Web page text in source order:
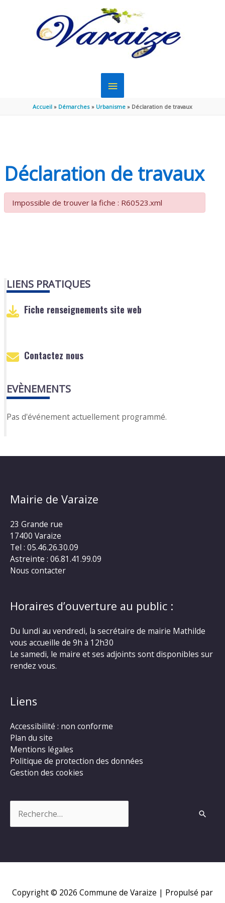
MENU
PRINCIPAL
Accueil Démarches Urbanisme Déclaration de travaux
Déclaration de travaux
Impossible de trouver la fiche : R60523.xml
LIENS PRATIQUES
Fiche renseignements site web
Contactez nous
EVÈNEMENTS
Pas d'événement actuellement programmé.
Mairie de Varaize
23 Grande rue
17400 Varaize
Tel : 05.46.26.30.09
Astreinte : 06.81.41.99.09
Nous contacter
Horaires d’ouverture au public :
Du lundi au vendredi, la secrétaire de mairie Mathilde
vous accueille de 9h à 12h30
Le samedi, le maire et ses adjoints sont disponibles sur
rendez vous.
Liens
Accessibilité : non conforme
Plan du site
Mentions légales
Politique de protection des données
Gestion des cookies
Copyright © 2026 Commune de Varaize | Propulsé par